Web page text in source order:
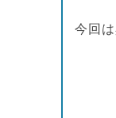
今回